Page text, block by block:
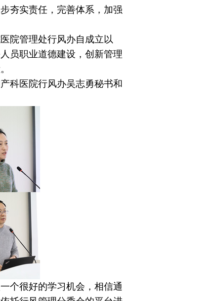
夯实责任，完善体系，加强
院管理处行风办自成立以
员职业道德建设，创新管理
科医院行风办吴志勇秘书和
个很好的学习机会，相信通